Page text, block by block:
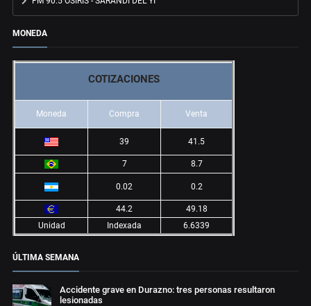
MONEDA
COTIZACIONES
Moneda Compra Venta
39 41.5
7 8.7
0.02 0.2
44.2
49.18
Unidad
Indexada 6.6339
ÚLTIMA SEMANA
Accidente grave en Durazno: tres personas resultaron
lesionadas